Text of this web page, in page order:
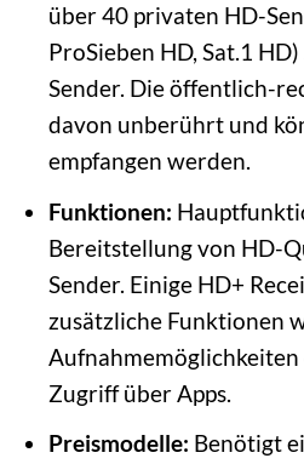
über 40 privaten HD-
ProSieben HD, Sat.1
Sender. Die öffentlich-
davon unberührt und
empfangen werden.
Funktionen:
Bereitstellung von HD-
Sender. Einige HD+
zusätzliche Funktionen
Zugriff über Apps.
Preismodelle: Benötigt